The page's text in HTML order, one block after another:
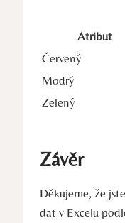
Atribut
Červený
Modrý
Zelený
Závěr
Děkujeme, že
dat v Excelu